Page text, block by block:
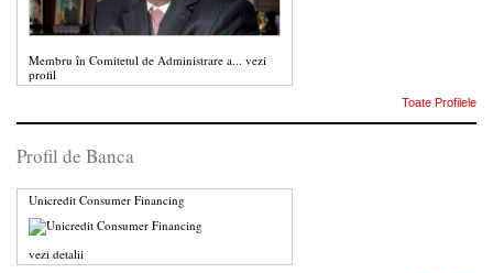
Membru în Comitetul de Administrare a... vezi
profil
Toate Profilele
Profil de Banca
Unicredit Consumer Financing
vezi detalii